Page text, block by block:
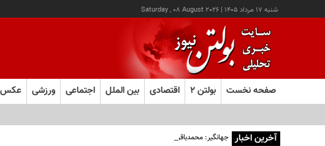
شنبه ۱۷ مرداد ۱۴۰۵ |
Saturday , 08 August 2026
صفحه نخست بولتن ۲ اقتصادی بین الملل اجتماعی ورزشی عکس
آخرین اخبار جهانگیر: محمدباقر خرازی به دادگاه ویژه روحانیت احضار شد